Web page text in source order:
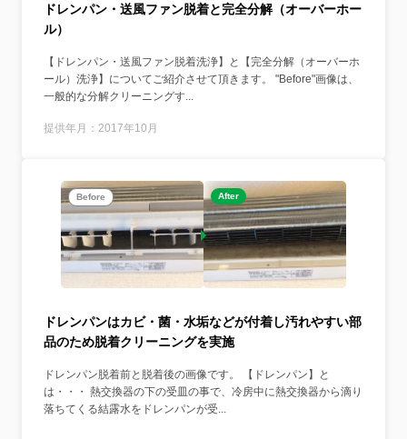
ドレンパン・送風ファン脱着と完全分解（オーバーホー
ル）
【ドレンパン・送風ファン脱着洗浄】と【完全分解（オーバーホ
ール）洗浄】についてご紹介させて頂きます。 "Before"画像は、
一般的な分解クリーニングす...
提供年月：2017年10月
Before After
ドレンパンはカビ・菌・水垢などが付着し汚れやすい部
品のため脱着クリーニングを実施
ドレンパン脱着前と脱着後の画像です。 【ドレンパン】と
は・・・ 熱交換器の下の受皿の事で、冷房中に熱交換器から滴り
落ちてくる結露水をドレンパンが受...